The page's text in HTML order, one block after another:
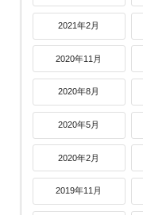
2021年2月
2020年11月
2020年8月
2020年5月
2020年2月
2019年11月